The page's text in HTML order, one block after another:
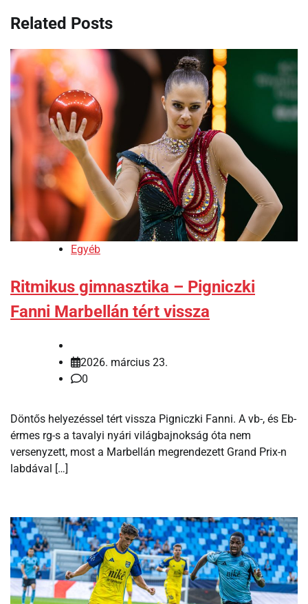
Related Posts
Egyéb
Ritmikus gimnasztika – Pigniczki
Fanni Marbellán tért vissza
2026. március 23.
0
Döntős helyezéssel tért vissza Pigniczki Fanni. A vb-, és Eb-
érmes rg-s a tavalyi nyári világbajnokság óta nem
versenyzett, most a Marbellán megrendezett Grand Prix-n
labdával […]